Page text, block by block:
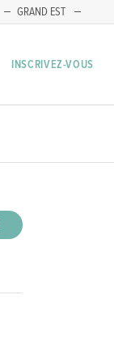
GRAND EST
INSCRIVEZ-VOUS